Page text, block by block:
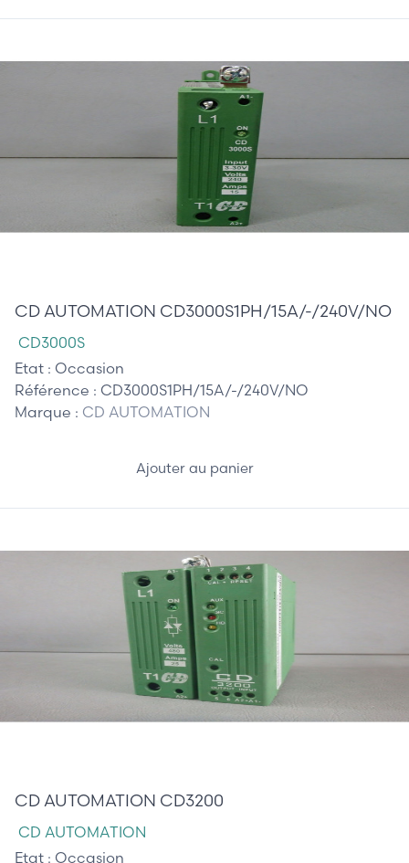
CD AUTOMATION CD3000S1PH/15A/-/240V/NO
CD3000S
Etat : Occasion
Référence : CD3000S1PH/15A/-/240V/NO
Marque : CD AUTOMATION
Ajouter au panier
CD AUTOMATION CD3200
CD AUTOMATION
Etat : Occasion